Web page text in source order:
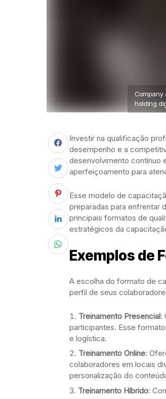
Company
holding
Investir na qualificação
desempenho e a
desenvolvimento contínuo
aperfeiçoamento para
Esse modelo de
preparadas para enfrentar
principais formatos de
estratégicos da
Exemplos de
A escolha do formato de
perfil de seus
Treinamento Presencial:
participantes. Esse
e logística.
Treinamento Online:
colaboradores em locais
personalização do
Treinamento Híbrido: